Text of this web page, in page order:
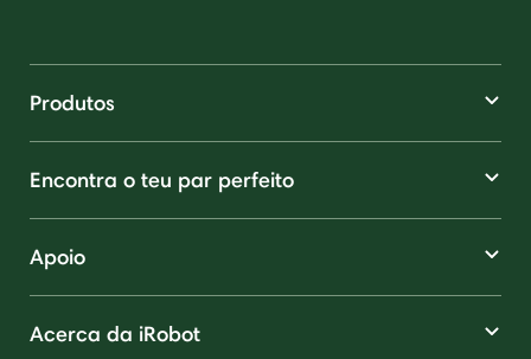
Produtos
Encontra o teu par perfeito
Apoio
Acerca da iRobot